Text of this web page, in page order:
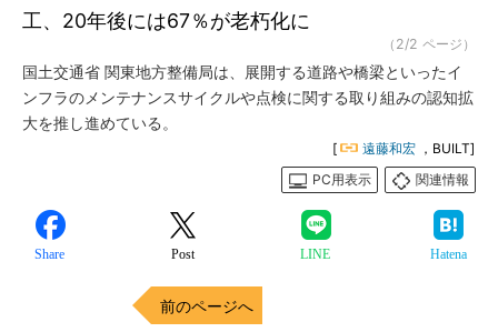
工、20年後には67％が老朽化に
（2/2 ページ）
国土交通省 関東地方整備局は、展開する道路や橋梁といったイ
ンフラのメンテナンスサイクルや点検に関する取り組みの認知拡
大を推し進めている。
[ 遠藤和宏 ，BUILT]
PC用表示
関連情報
Share Post LINE Hatena
前のページへ